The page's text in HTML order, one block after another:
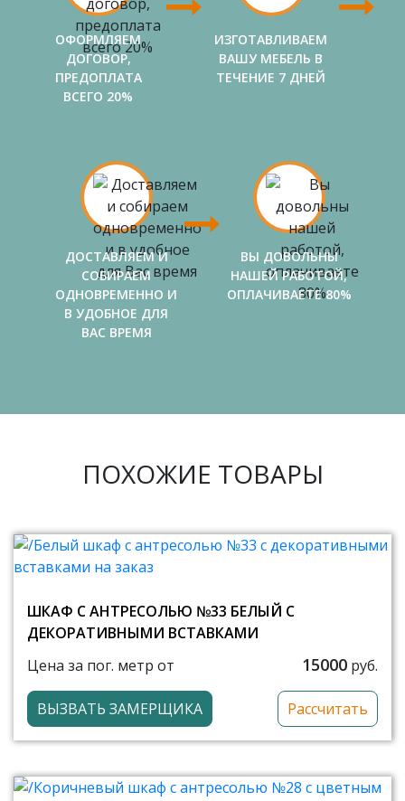
ОФОРМЛЯЕМ
ДОГОВОР,
ПРЕДОПЛАТА
ВСЕГО 20%
ИЗГОТАВЛИВАЕМ
ВАШУ МЕБЕЛЬ В
ТЕЧЕНИЕ 7 ДНЕЙ
ДОСТАВЛЯЕМ И
СОБИРАЕМ
ОДНОВРЕМЕННО И
В УДОБНОЕ ДЛЯ
ВАС ВРЕМЯ
ВЫ ДОВОЛЬНЫ
НАШЕЙ РАБОТОЙ,
ОПЛАЧИВАЕТЕ 80%
ПОХОЖИЕ ТОВАРЫ
ШКАФ С АНТРЕСОЛЬЮ №33 БЕЛЫЙ С
ДЕКОРАТИВНЫМИ ВСТАВКАМИ
Цена за пог. метр от
15000 руб.
ВЫЗВАТЬ ЗАМЕРЩИКА Рассчитать